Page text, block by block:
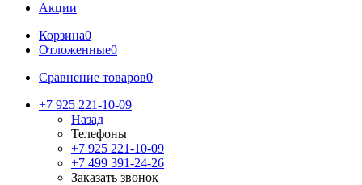
Акции
Корзина0
Отложенные0
Сравнение товаров0
+7 925 221-10-09
Назад
Телефоны
+7 925 221-10-09
+7 499 391-24-26
Заказать звонок